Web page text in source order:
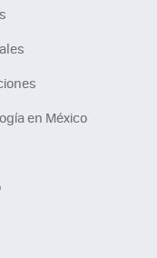
en México